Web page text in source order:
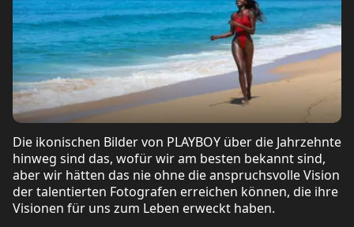
Die ikonischen Bilder von PLAYBOY über die Jahrzehnte
hinweg sind das, wofür wir am besten bekannt sind,
aber wir hätten das nie ohne die anspruchsvolle Vision
der talentierten Fotografen erreichen können, die ihre
Visionen für uns zum Leben erweckt haben.